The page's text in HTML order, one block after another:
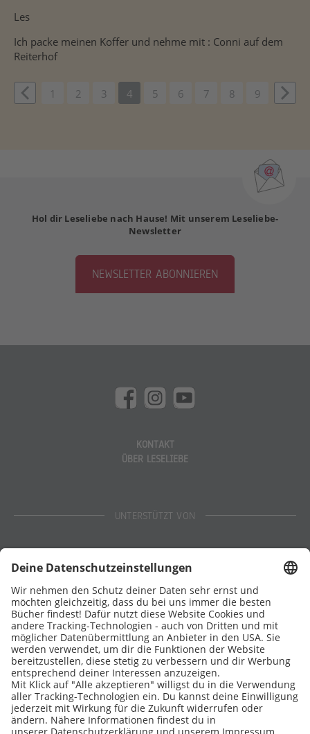
Les
Ich packe meinen Koffer und nehme mit : Conni auf dem
Reiterhof
1 2 3 4 5 6 7 8 9
Hol dir Leseliebe nach Hause! Mit unserem Leseliebe-
Newsletter
NEWSLETTER ABONNIEREN
KONTAKT
ÜBER LESELIEBE
UNTERSTÜTZT VON
Stiftung Lesen
DATENSCHUTZ
IMPRESSUM
COOKIES